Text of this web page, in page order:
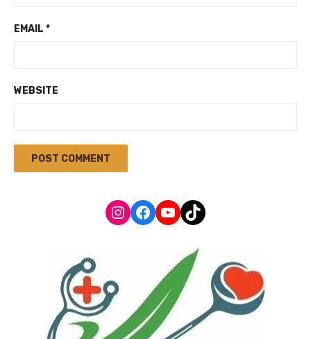
EMAIL *
WEBSITE
Instagram
Facebook
YouTube
TikTok